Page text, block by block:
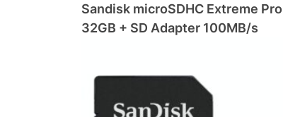
Sandisk microSDHC Extreme Pro
32GB + SD Adapter 100MB/s